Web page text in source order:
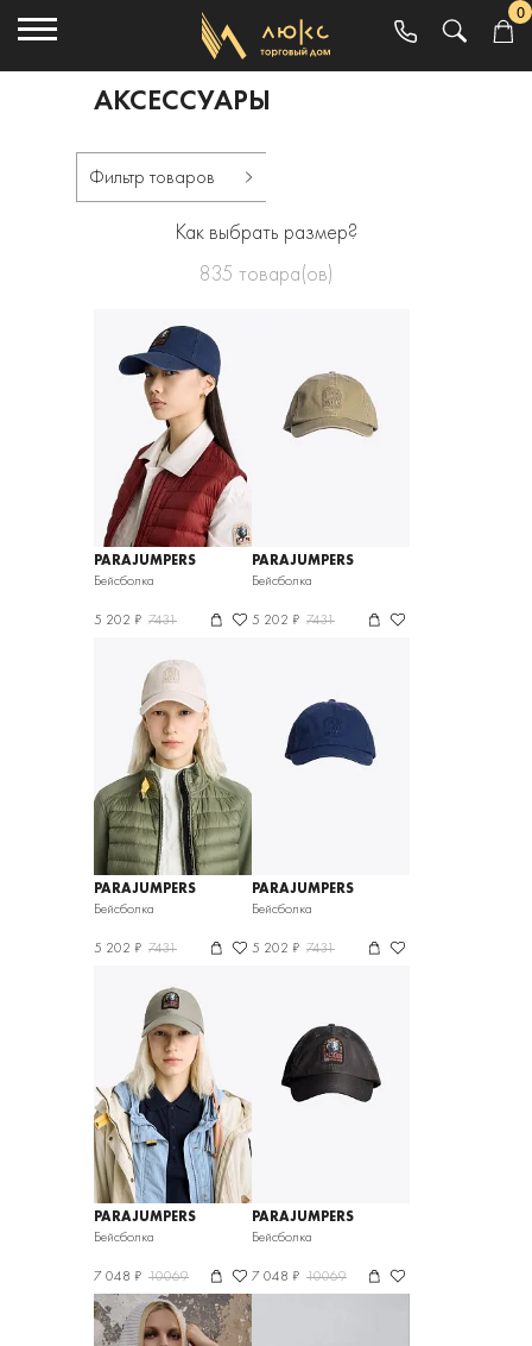
0
АКСЕССУАРЫ
Фильтр товаров
Как выбрать размер?
835 товара(ов)
PARAJUMPERS
Бейсболка
5 202 ₽ 7431
PARAJUMPERS
Бейсболка
5 202 ₽ 7431
PARAJUMPERS
Бейсболка
5 202 ₽ 7431
PARAJUMPERS
Бейсболка
5 202 ₽ 7431
PARAJUMPERS
Бейсболка
7 048 ₽ 10069
PARAJUMPERS
Бейсболка
7 048 ₽ 10069